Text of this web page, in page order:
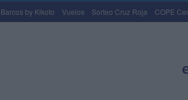
by Kikoto Vuelos Sorteo Cruz Roja COPE